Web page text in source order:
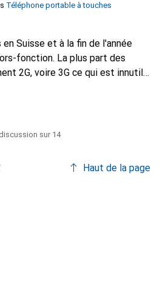
Téléphone portable à touches
Suisse et à la fin de l'année
fonction. La plus part des
2G, voire 3G ce qui est innutil
sur la norme que le téléphone
sur 14
Haut de la page